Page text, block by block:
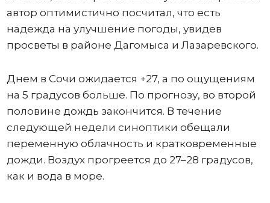
автор оптимистично посчитал, что есть
надежда на улучшение погоды, увидев
просветы в районе Дагомыса и Лазаревского.
Днем в Сочи ожидается +27, а по ощущениям
на 5 градусов больше. По прогнозу, во второй
половине дождь закончится. В течение
следующей недели синоптики обещали
переменную облачность и кратковременные
дожди. Воздух прогреется до 27–28 градусов,
как и вода в море.